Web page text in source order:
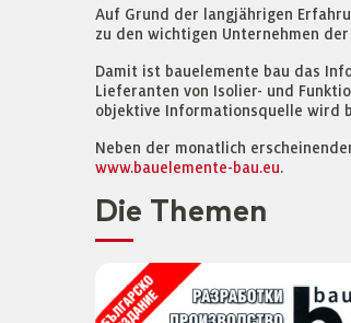
Auf Grund der langjährigen
zu den wichtigen Unternehmen
Damit ist bauelemente bau das
Lieferanten von Isolier- und
objektive Informationsquelle wird
Neben der monatlich
www.bauelemente-bau.eu.
Die Themen